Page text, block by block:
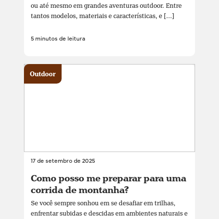
ou até mesmo em grandes aventuras outdoor. Entre
tantos modelos, materiais e características, e [...]
5 minutos de leitura
17 de setembro de 2025
Como posso me preparar para uma
corrida de montanha?
Se você sempre sonhou em se desafiar em trilhas,
enfrentar subidas e descidas em ambientes naturais e
Outdoor